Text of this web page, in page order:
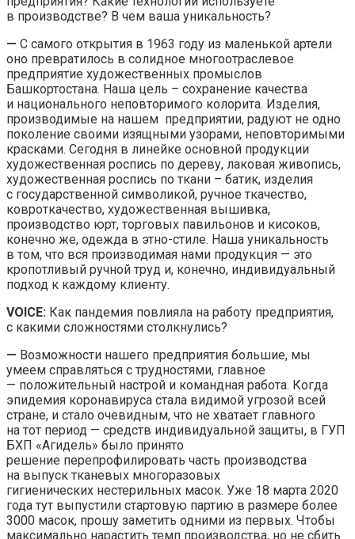
в производстве? В чем ваша уникальность?
— С самого открытия в 1963 году из маленькой артели
оно превратилось в солидное многоотраслевое
предприятие художественных промыслов
Башкортостана. Наша цель – сохранение качества
и национального неповторимого колорита. Изделия,
производимые на нашем предприятии, радуют не одно
поколение своими изящными узорами, неповторимыми
красками. Сегодня в линейке основной продукции
художественная роспись по дереву, лаковая живопись,
художественная роспись по ткани – батик, изделия
с государственной символикой, ручное ткачество,
ковроткачество, художественная вышивка,
производство юрт, торговых павильонов и кисоков,
конечно же, одежда в этно-стиле. Наша уникальность
в том, что вся производимая нами продукция — это
кропотливый ручной труд и, конечно, индивидуальный
подход к каждому клиенту.
VOICE: Как пандемия повлияла на работу предприятия,
с какими сложностями столкнулись?
— Возможности нашего предприятия большие, мы
умеем справляться с трудностями, главное
— положительный настрой и командная работа. Когда
эпидемия коронавируса стала видимой угрозой всей
стране, и стало очевидным, что не хватает главного
на тот период — средств индивидуальной защиты, в ГУП
БХП «Агидель» было принято
решение перепрофилировать часть производства
на выпуск тканевых многоразовых
гигиенических нестерильных масок. Уже 18 марта 2020
года тут выпустили стартовую партию в размере более
3000 масок, прошу заметить одними из первых. Чтобы
максимально нарастить темп производства, но не сбить